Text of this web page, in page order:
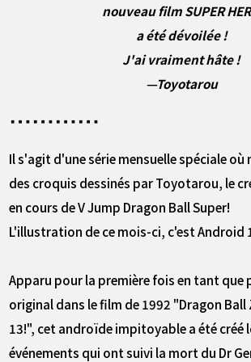
nouveau film SUPER
a été dévoilée !
J'ai vraiment hâte !
—Toyotarou
Il s'agit d'une série mensuelle spéciale
des croquis dessinés par Toyotarou, le
en cours de V Jump Dragon Ball Super!
L'illustration de ce mois-ci, c'est Android
Apparu pour la première fois en tant que
original dans le film de 1992 "Dragon Ball
13!", cet androïde impitoyable a été créé
événements qui ont suivi la mort du Dr